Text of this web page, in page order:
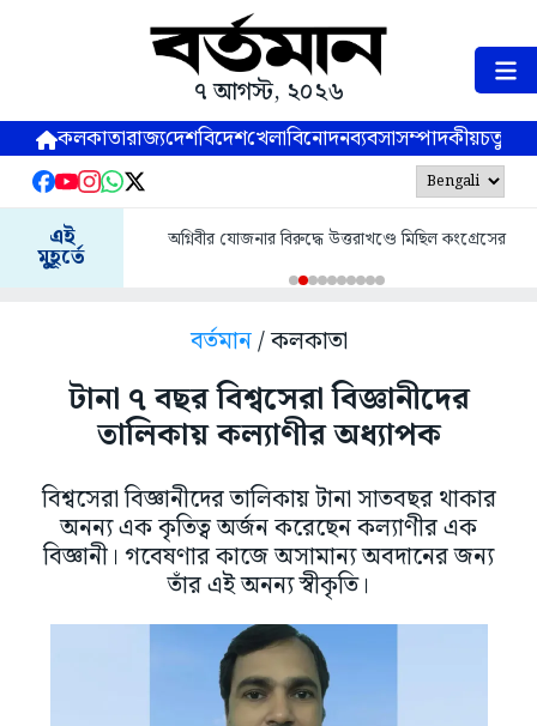
৭ আগস্ট, ২০২৬
কলকাতারাজ্যদেশবিদেশখেলাবিনোদনব্যবসাসম্পাদকীয়
এই
মুহূর্তে
অগ্নিবীর যোজনার বিরুদ্ধে উত্তরাখণ্ডে মিছিল কংগ্রেসের
বর্তমান/ কলকাতা
টানা ৭ বছর বিশ্বসেরা বিজ্ঞানীদের
তালিকায় কল্যাণীর অধ্যাপক
বিশ্বসেরা বিজ্ঞানীদের তালিকায় টানা সাতবছর থাকার
অনন্য এক কৃতিত্ব অর্জন করেছেন কল্যাণীর এক
বিজ্ঞানী। গবেষণার কাজে অসামান্য অবদানের জন্য
তাঁর এই অনন্য স্বীকৃতি।